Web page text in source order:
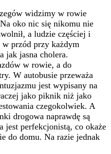
widzimy w rowie
oko nic się nikomu nie
a ludzie częściej i
w przód przy każdym
jak jasna cholera.
w rowie, a do
W autobusie przeważa
jest wypisany na
jako piknik niż jako
czegokolwiek. A
drogowa naprawdę są
jest perfekcjonistą, co okaże
do domu. Na razie jednak